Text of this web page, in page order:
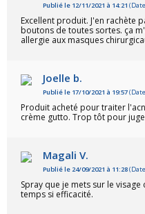
Publié le 12/11/2021 à 14:21
Excellent produit. J'en rachète
boutons de toutes sortes. ça
allergie aux masques
Joelle b.
Publié le 17/10/2021 à 19:57
Produit acheté pour traiter
crème gutto. Trop tôt pour
Magali V.
Publié le 24/09/2021 à 11:28
Spray que je mets sur le
temps si efficacité.